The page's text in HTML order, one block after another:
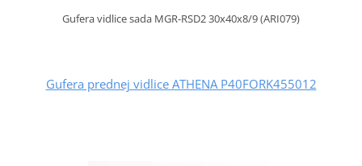
Gufera vidlice sada MGR-RSD2 30x40x8/9 (ARI079)
Gufera prednej vidlice ATHENA P40FORK455012